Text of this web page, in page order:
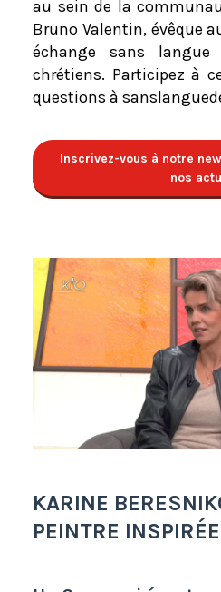
au sein de la
Bruno Valentin, évêque
échange sans
chrétiens. Participez à
questions à
Inscrivez-vous à notre
nos
KARINE
PEINTRE INSPIRÉE